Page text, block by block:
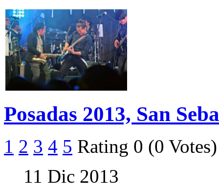
Posadas 2013, San
1 2 3 4 5 Rating 0 (0 Votes)
11 Dic 2013